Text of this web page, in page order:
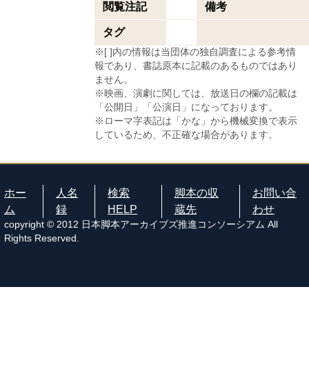
閲覧注記 備考
タグ
※[ ]内の情報は当団体の独自調査による参考情
報であり、書誌原本に記載のあるものではあり
ません。
※映画、演劇に関しては、放送日の欄の記載は
「公開日」「公演日」になっております。
※ローマ字表記は「かな」から機械変換で表示
しているため、不正確な場合があります。
ホー
ム
人名
録
検索
HELP
脚本の収
蔵先
お問い合
わせ
copyright © 2012 日本脚本アーカイブズ推進コンソーシアム All
Rights Reserved.